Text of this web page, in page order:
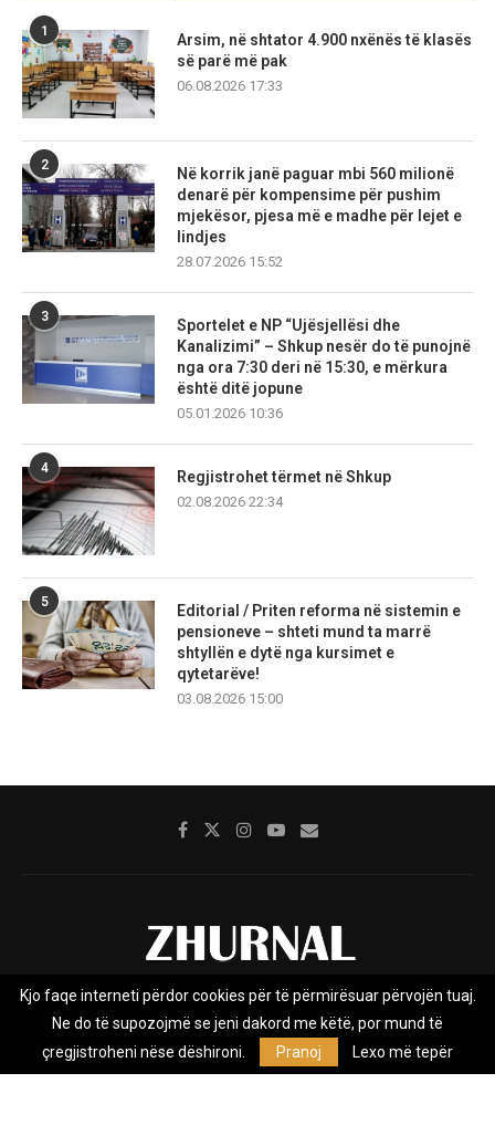
1
Arsim, në shtator 4.900 nxënës të klasës
së parë më pak
06.08.2026 17:33
2
Në korrik janë paguar mbi 560 milionë
denarë për kompensime për pushim
mjekësor, pjesa më e madhe për lejet e
lindjes
28.07.2026 15:52
3
Sportelet e NP “Ujësjellësi dhe
Kanalizimi” – Shkup nesër do të punojnë
nga ora 7:30 deri në 15:30, e mërkura
është ditë jopune
05.01.2026 10:36
4
Regjistrohet tërmet në Shkup
02.08.2026 22:34
5
Editorial / Priten reforma në sistemin e
pensioneve – shteti mund ta marrë
shtyllën e dytë nga kursimet e
qytetarëve!
03.08.2026 15:00
Rreth nesh Impresumi Marketing
Privacy Policy
Zhurnal.mk është Agjenci e Lajmeve e pavarur, e themeluar në vitin
Kjo faqe interneti përdor cookies për të përmirësuar përvojën tuaj.
Ne do të supozojmë se jeni dakord me këtë, por mund të
çregjistroheni nëse dëshironi.
Pranoj Lexo më tepër